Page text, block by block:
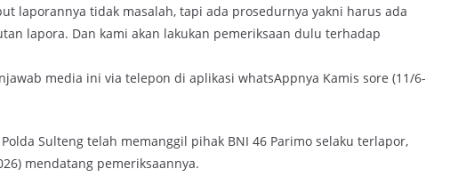
laporannya tidak masalah, tapi ada prosedurnya yakni harus ada
lapora. Dan kami akan lakukan pemeriksaan dulu terhadap
media ini via telepon di aplikasi whatsAppnya Kamis sore (11/6-
Sulteng telah memanggil pihak BNI 46 Parimo selaku terlapor,
mendatang pemeriksaannya.